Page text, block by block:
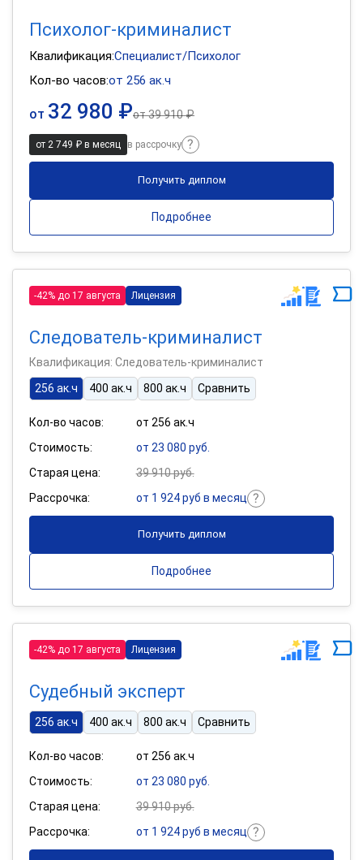
Психолог-криминалист
Квалификация:Специалист/Психолог
Кол-во часов:от 256 ак.ч
от 32 980 ₽от39 910 ₽
от 2 749 ₽ в месяц в рассрочку
Получить диплом
Подробнее
-42% до 17 августа Лицензия
Следователь-криминалист
Квалификация: Следователь-криминалист
256 ак.ч
400 ак.ч 800 ак.ч Сравнить
Кол-во часов:
от 256 ак.ч
Стоимость:
от 23 080 руб.
Старая цена:
39 910 руб.
Рассрочка:
от 1 924 руб в месяц
Получить диплом
Подробнее
-42% до 17 августа Лицензия
Судебный эксперт
256 ак.ч 400 ак.ч 800 ак.ч Сравнить
Кол-во часов:
от 256 ак.ч
Стоимость:
от 23 080 руб.
Старая цена:
39 910 руб.
Рассрочка:
от 1 924 руб в месяц